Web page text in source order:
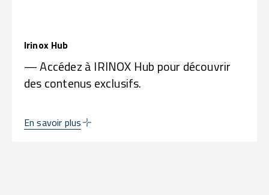
Irinox Hub
— Accédez à IRINOX Hub pour découvrir
des contenus exclusifs.
En savoir plus